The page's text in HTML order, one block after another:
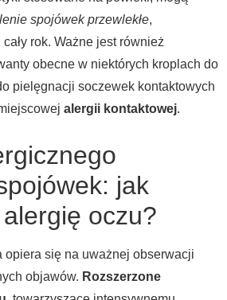
spojówek przewlekłe,
rok. Ważne jest również
obecne w niektórych kroplach do
pielęgnacji soczewek kontaktowych
alergii kontaktowej.
jak
oczu?
opiera się na uważnej obserwacji
objawów. Rozszerzone